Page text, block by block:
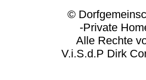
© Dorfgemeinschaft
-Private
Alle Rechte
V.i.S.d.P Dirk